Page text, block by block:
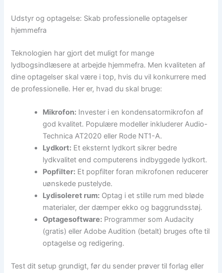
Udstyr og optagelse: Skab professionelle optagelser
hjemmefra
Teknologien har gjort det muligt for mange
lydbogsindlæsere at arbejde hjemmefra. Men kvaliteten af
dine optagelser skal være i top, hvis du vil konkurrere med
de professionelle. Her er, hvad du skal bruge:
Mikrofon: Invester i en kondensatormikrofon af
god kvalitet. Populære modeller inkluderer Audio-
Technica AT2020 eller Rode NT1-A.
Lydkort: Et eksternt lydkort sikrer bedre
lydkvalitet end computerens indbyggede lydkort.
Popfilter: Et popfilter foran mikrofonen reducerer
uønskede pustelyde.
Lydisoleret rum: Optag i et stille rum med bløde
materialer, der dæmper ekko og baggrundsstøj.
Optagesoftware: Programmer som Audacity
(gratis) eller Adobe Audition (betalt) bruges ofte til
optagelse og redigering.
Test dit setup grundigt, før du sender prøver til forlag eller